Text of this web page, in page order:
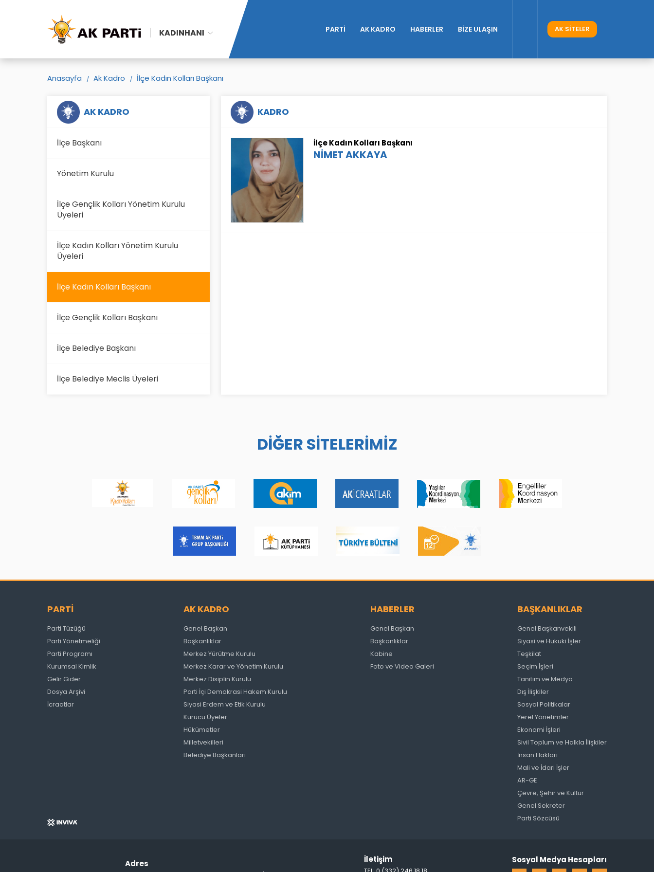
KADINHANI PARTİ AK KADRO HABERLER BİZE ULAŞIN AK SİTELER
Anasayfa Ak Kadro İlçe Kadın Kolları Başkanı
AK KADRO
İlçe Başkanı
Yönetim Kurulu
İlçe Gençlik Kolları Yönetim Kurulu
Üyeleri
İlçe Kadın Kolları Yönetim Kurulu
Üyeleri
İlçe Kadın Kolları Başkanı
İlçe Gençlik Kolları Başkanı
İlçe Belediye Başkanı
İlçe Belediye Meclis Üyeleri
KADRO
İlçe Kadın Kolları Başkanı
NİMET AKKAYA
DİĞER SİTELERİMİZ
PARTİ
Parti Tüzüğü
Parti Yönetmeliği
Parti Programı
Kurumsal Kimlik
Gelir Gider
Dosya Arşivi
İcraatlar
AK KADRO
Genel Başkan
Başkanlıklar
Merkez Yürütme Kurulu
Merkez Karar ve Yönetim Kurulu
Merkez Disiplin Kurulu
Parti İçi Demokrasi Hakem Kurulu
Siyasi Erdem ve Etik Kurulu
Kurucu Üyeler
Hükümetler
Milletvekilleri
Belediye Başkanları
HABERLER
Genel Başkan
Başkanlıklar
Kabine
Foto ve Video Galeri
BAŞKANLIKLAR
Genel Başkanvekili
Siyasi ve Hukuki İşler
Teşkilat
Seçim İşleri
Tanıtım ve Medya
Dış İlişkiler
Sosyal Politikalar
Yerel Yönetimler
Ekonomi İşleri
Sivil Toplum ve Halkla İlişkiler
İnsan Hakları
Mali ve İdari İşler
AR-GE
Çevre, Şehir ve Kültür
Genel Sekreter
Parti Sözcüsü
Adres İletişim Sosyal Medya Hesapları